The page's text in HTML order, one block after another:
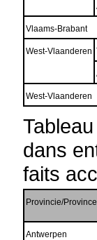
Vlaams-Brabant
West-Vlaanderen
West-Vlaanderen
dans
faits
Provincie/Province
Antwerpen